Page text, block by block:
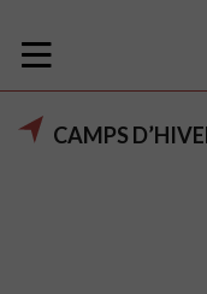
CAMPS